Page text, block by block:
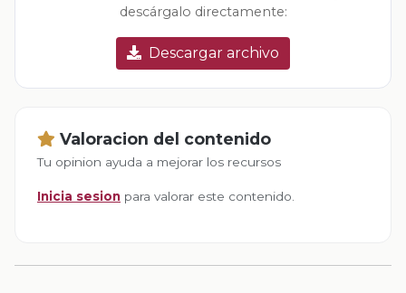
descárgalo directamente:
Descargar archivo
Valoracion del contenido
Tu opinion ayuda a mejorar los recursos
Inicia sesion para valorar este contenido.